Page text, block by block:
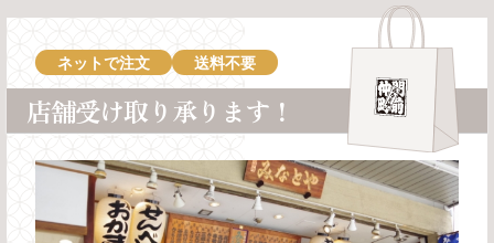
ネットで注文 送料不要
店舗受け取り承ります！